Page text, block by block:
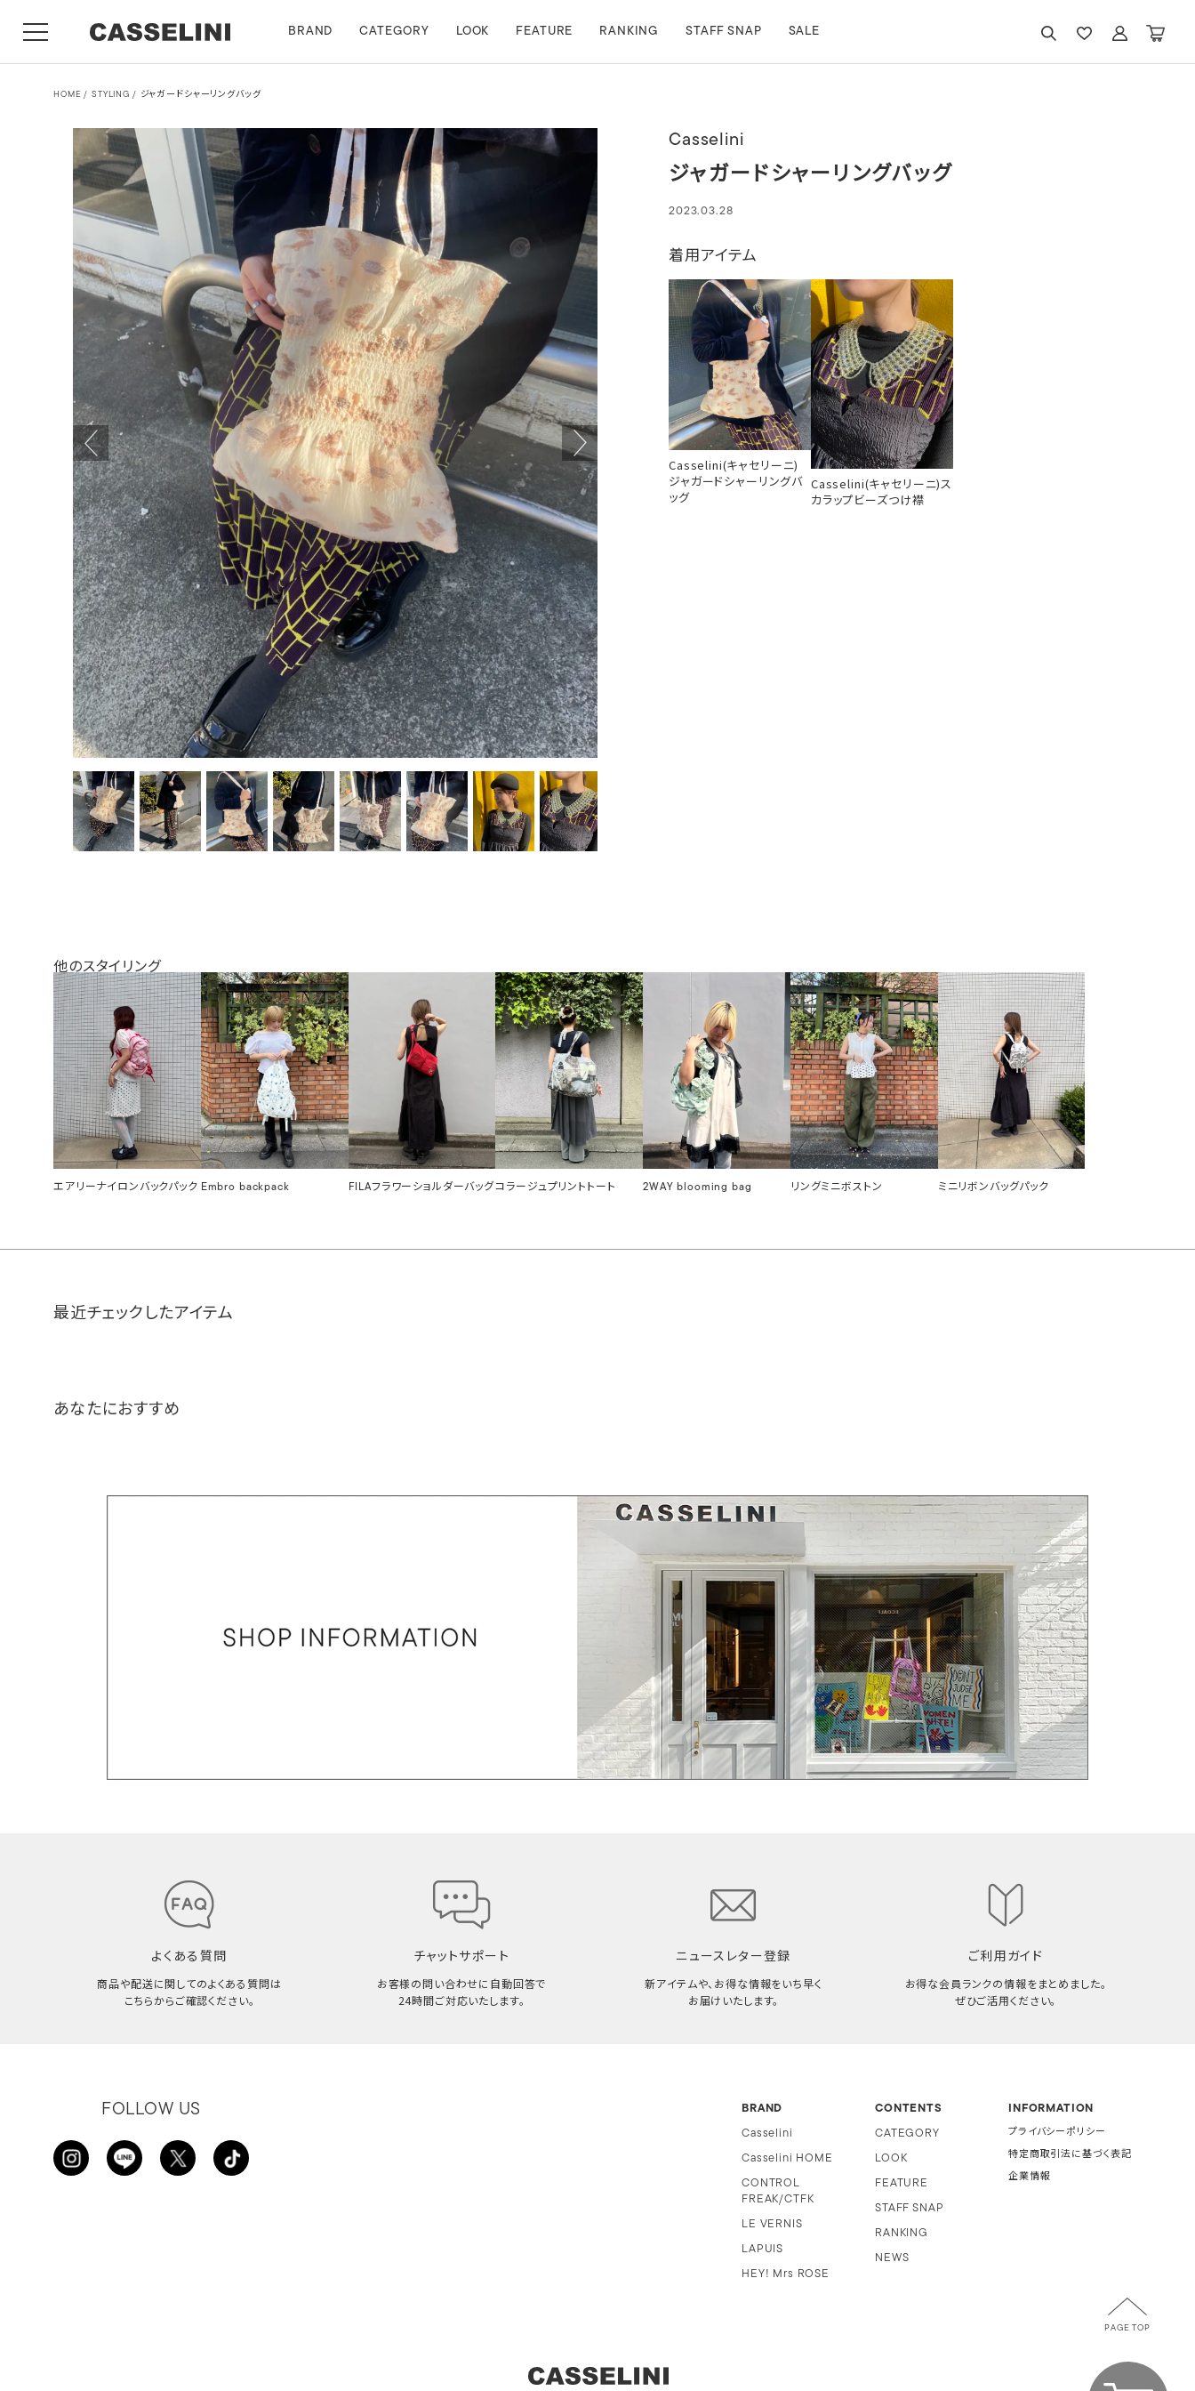
BRAND CATEGORY LOOK FEATURE RANKING STAFF SNAP SALE
HOME STYLING ジャガードシャーリングバッグ
Casselini
ジャガードシャーリングバッグ
2023.03.28
着用アイテム
Casselini(キャセリーニ)
ジャガードシャーリングバ
ッグ
Casselini(キャセリーニ)ス
カラップビーズつけ襟
他のスタイリング
エアリーナイロンバックパック Embro backpack FILAフラワーショルダーバッグ コラージュプリントトート 2WAY blooming bag リングミニボストン ミニリボンバッグパック
最近チェックしたアイテム
あなたにおすすめ
よくある質問
商品や配送に関してのよくある質問は
こちらからご確認ください。
チャットサポート
お客様の問い合わせに自動回答で
24時間ご対応いたします。
ニュースレター登録
新アイテムや、お得な情報をいち早く
お届けいたします。
ご利用ガイド
お得な会員ランクの情報をまとめました。
ぜひご活用ください。
FOLLOW US BRAND
Casselini
Casselini HOME
CONTROL
FREAK/CTFK
LE VERNIS
LAPUIS
HEY! Mrs ROSE
CONTENTS
CATEGORY
LOOK
FEATURE
STAFF SNAP
RANKING
NEWS
INFORMATION
プライバシーポリシー
特定商取引法に基づく表記
企業情報
PAGE TOP